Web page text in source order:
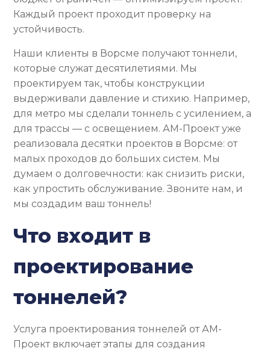
Каждый проект проходит проверку на
устойчивость.
Наши клиенты в Ворсме получают тоннели,
которые служат десятилетиями. Мы
проектируем так, чтобы конструкции
выдерживали давление и стихию. Например,
для метро мы сделали тоннель с усилением, а
для трассы — с освещением. АМ-Проект уже
реализовала десятки проектов в Ворсме: от
малых проходов до больших систем. Мы
думаем о долговечности: как снизить риски,
как упростить обслуживание. Звоните нам, и
мы создадим ваш тоннель!
Что входит в
проектирование
тоннелей?
Услуга проектирования тоннелей от АМ-
Проект включает этапы для создания